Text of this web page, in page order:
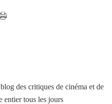
des critiques de cinéma et de
entier tous les jours